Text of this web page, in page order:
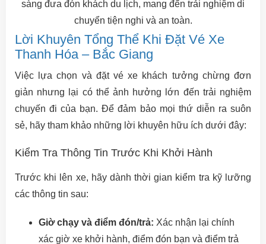
sàng đưa đón khách du lịch, mang đến trải nghiệm di
chuyển tiện nghi và an toàn.
Lời Khuyên Tổng Thể Khi Đặt Vé Xe
Thanh Hóa – Bắc Giang
Việc lựa chọn và đặt vé xe khách tưởng chừng đơn
giản nhưng lại có thể ảnh hưởng lớn đến trải nghiệm
chuyến đi của bạn. Để đảm bảo mọi thứ diễn ra suôn
sẻ, hãy tham khảo những lời khuyên hữu ích dưới đây:
Kiểm Tra Thông Tin Trước Khi Khởi Hành
Trước khi lên xe, hãy dành thời gian kiểm tra kỹ lưỡng
các thông tin sau:
Giờ chạy và điểm đón/trả: Xác nhận lại chính
xác giờ xe khởi hành, điểm đón bạn và điểm trả